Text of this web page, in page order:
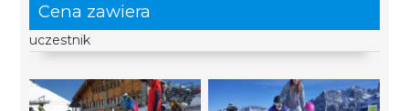
Cena zawiera
uczestnik